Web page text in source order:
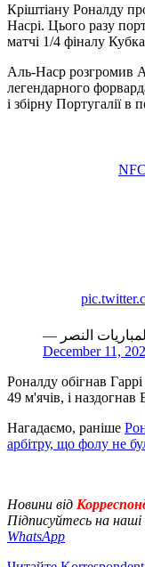
Кріштіану Роналду
Насрі. Цього разу
матчі 1/4 фіналу
Аль-Наср розгромив
легендарного
і збірну Португалії в
December 11,
Роналду обігнав
49 м'ячів, і наздогнав
Нагадаємо, раніше
арбітру, що фолу не
Новини від
Підписуйтесь на наші
WhatsApp